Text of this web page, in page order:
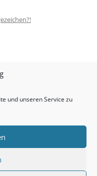
und unseren Service zu